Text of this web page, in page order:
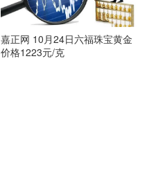
嘉正网 10月24日六福珠宝黄金
价格1223元/克